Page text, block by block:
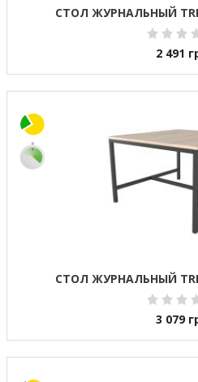
СТОЛ ЖУРНАЛЬНЫЙ
2 491
СТОЛ ЖУРНАЛЬНЫЙ
3 079